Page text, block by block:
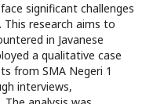
significant challenges
This research aims to
in Javanese
a qualitative case
from SMA Negeri 1
interviews,